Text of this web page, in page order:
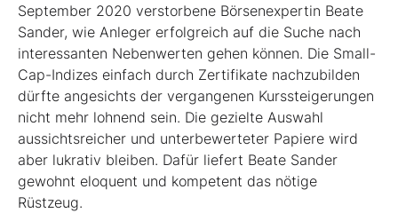
September 2020 verstorbene Börsenexpertin Beate
Sander, wie Anleger erfolgreich auf die Suche nach
interessanten Nebenwerten gehen können. Die Small-
Cap-Indizes einfach durch Zertifikate nachzubilden
dürfte angesichts der vergangenen Kurssteiger­ungen
nicht mehr lohnend sein. Die gezielte Auswahl
aussichtsreicher und unterbewerteter Papiere wird
aber lukrativ bleiben. Dafür liefert Beate Sander
gewohnt eloquent und kompetent das nötige
Rüstzeug.